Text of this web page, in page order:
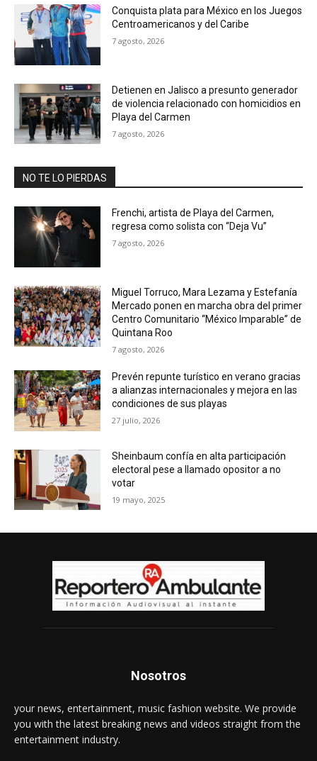
Conquista plata para México en los Juegos
Centroamericanos y del Caribe
7 agosto, 2026
Detienen en Jalisco a presunto generador
de violencia relacionado con homicidios en
Playa del Carmen
7 agosto, 2026
NO TE LO PIERDAS
Frenchi, artista de Playa del Carmen,
regresa como solista con “Deja Vu”
7 agosto, 2026
Miguel Torruco, Mara Lezama y Estefanía
Mercado ponen en marcha obra del primer
Centro Comunitario “México Imparable” de
Quintana Roo
7 agosto, 2026
Prevén repunte turístico en verano gracias
a alianzas internacionales y mejora en las
condiciones de sus playas
27 julio, 2026
Sheinbaum confía en alta participación
electoral pese a llamado opositor a no
votar
19 mayo, 2025
Nosotros
your news, entertainment, music fashion website. We provide
you with the latest breaking news and videos straight from the
entertainment industry.